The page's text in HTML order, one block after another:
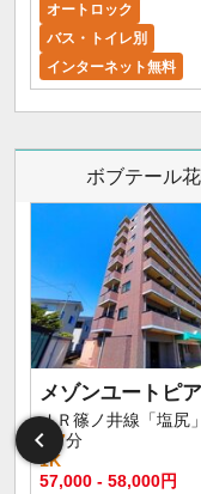
オートロック
バス・トイレ別
インターネット無料
ボブテール
メゾンユートピア
ＪＲ篠ノ井線「塩尻
歩
7分
1K
57,000 - 58,000円